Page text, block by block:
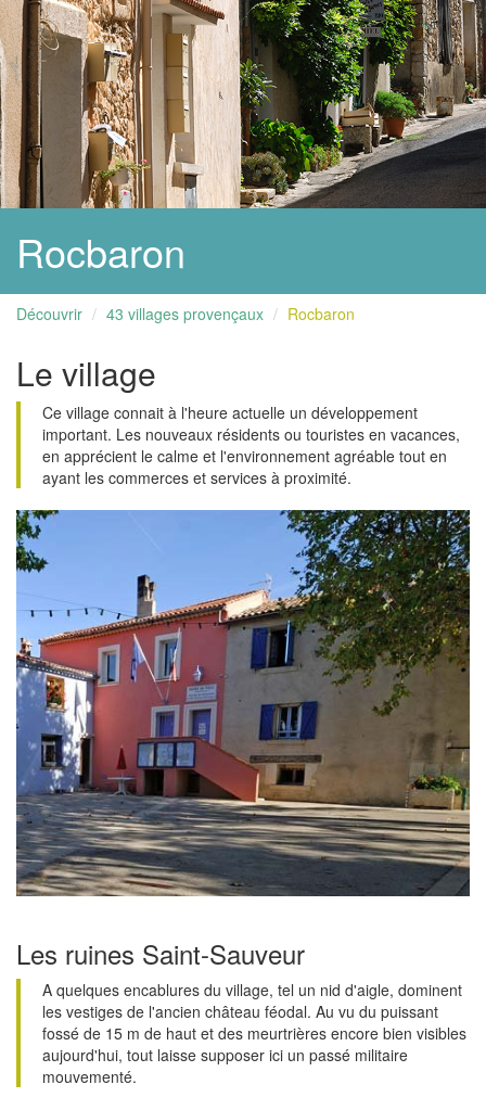
Rocbaron
Découvrir 43 villages provençaux Rocbaron
Le village
Ce village connait à l'heure actuelle un développement
important. Les nouveaux résidents ou touristes en vacances,
en apprécient le calme et l'environnement agréable tout en
ayant les commerces et services à proximité.
Les ruines Saint-Sauveur
A quelques encablures du village, tel un nid d'aigle, dominent
les vestiges de l'ancien château féodal. Au vu du puissant
fossé de 15 m de haut et des meurtrières encore bien visibles
aujourd'hui, tout laisse supposer ici un passé militaire
mouvementé.